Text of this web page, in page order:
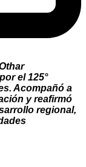
el 125°
Acompañó a
y reafirmó
regional,